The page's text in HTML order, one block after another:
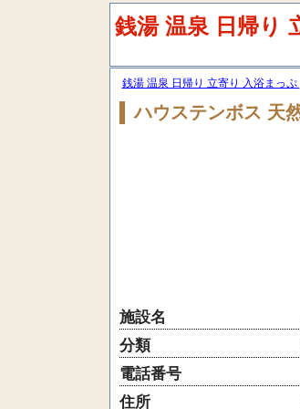
銭湯 温泉 日帰り
銭湯 温泉 日帰り 立寄り 入浴まっぷ
ハウステンボス 天
施設名
分類
電話番号
住所